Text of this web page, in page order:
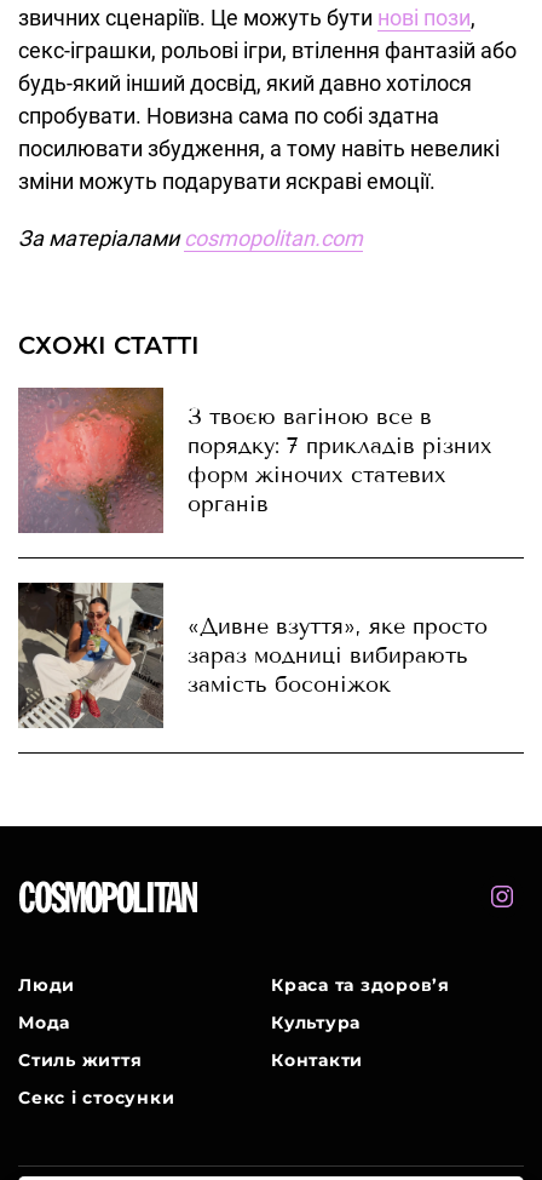
звичних сценаріїв. Це можуть бути нові пози,
секс-іграшки, рольові ігри, втілення фантазій або
будь-який інший досвід, який давно хотілося
спробувати. Новизна сама по собі здатна
посилювати збудження, а тому навіть невеликі
зміни можуть подарувати яскраві емоції.
За матеріаламиcosmopolitan.com
СХОЖІ СТАТТІ
З твоєю вагіною все в
порядку: 7 прикладів різних
форм жіночих статевих
органів
«Дивне взуття», яке просто
зараз модниці вибирають
замість босоніжок
Люди
Мода
Краса та здоров’я
Культура
Стиль життя
Секс і стосунки
Контакти